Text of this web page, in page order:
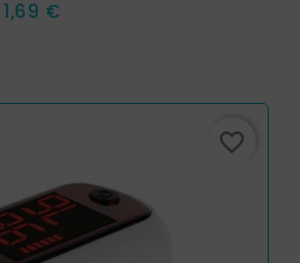
Prix
1,69 €
favorite_border